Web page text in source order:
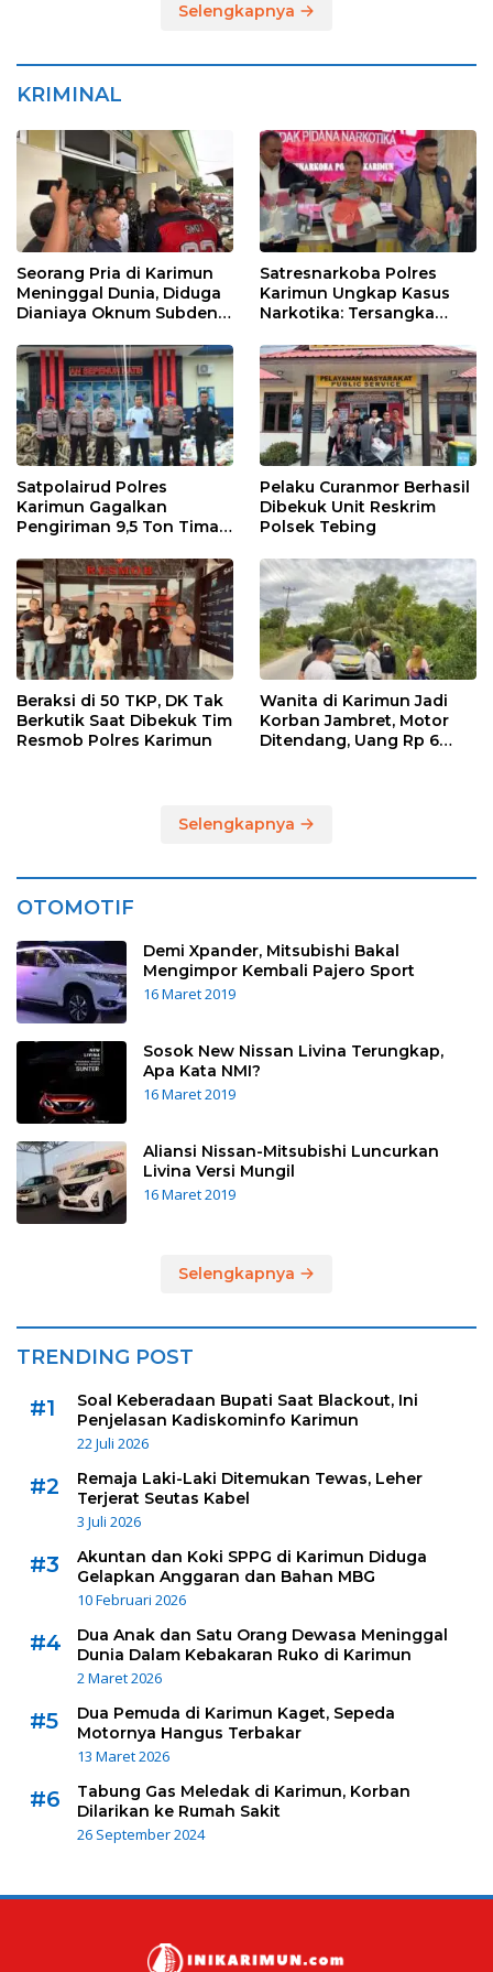
Selengkapnya
KRIMINAL
Seorang Pria di Karimun
Meninggal Dunia, Diduga
Dianiaya Oknum Subden
Satresnarkoba Polres
Karimun Ungkap Kasus
Narkotika: Tersangka
Internasional
Satpolairud Polres
Karimun Gagalkan
Pengiriman 9,5 Ton Timah
Tersangka Diamankan
Pelaku Curanmor Berhasil
Dibekuk Unit Reskrim
Polsek Tebing
Beraksi di 50 TKP, DK Tak
Berkutik Saat Dibekuk Tim
Resmob Polres Karimun
Wanita di Karimun Jadi
Korban Jambret, Motor
Ditendang, Uang Rp 6
Selengkapnya
OTOMOTIF
Demi Xpander, Mitsubishi Bakal
Mengimpor Kembali Pajero Sport
16 Maret 2019
Sosok New Nissan Livina Terungkap,
Apa Kata NMI?
16 Maret 2019
Aliansi Nissan-Mitsubishi Luncurkan
Livina Versi Mungil
16 Maret 2019
Selengkapnya
TRENDING POST
#1
Soal Keberadaan Bupati Saat Blackout, Ini
Penjelasan Kadiskominfo Karimun
22 Juli 2026
#2
Remaja Laki-Laki Ditemukan Tewas, Leher
Terjerat Seutas Kabel
3 Juli 2026
#3
Akuntan dan Koki SPPG di Karimun Diduga
Gelapkan Anggaran dan Bahan MBG
10 Februari 2026
#4
Dua Anak dan Satu Orang Dewasa Meninggal
Dunia Dalam Kebakaran Ruko di Karimun
2 Maret 2026
#5
Dua Pemuda di Karimun Kaget, Sepeda
Motornya Hangus Terbakar
13 Maret 2026
#6
Tabung Gas Meledak di Karimun, Korban
Dilarikan ke Rumah Sakit
26 September 2024